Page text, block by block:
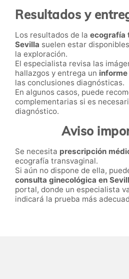
Resultados y
Los resultados de la ecografía
Sevilla suelen estar
la exploración.
El especialista revisa las
hallazgos y entrega un
las conclusiones diagnósticas.
En algunos casos, puede
complementarias si es
diagnóstico.
Aviso
Se necesita prescripción
ecografía transvaginal.
Si aún no dispone de ella,
consulta ginecológica en
portal, donde un especialista
indicará la prueba más